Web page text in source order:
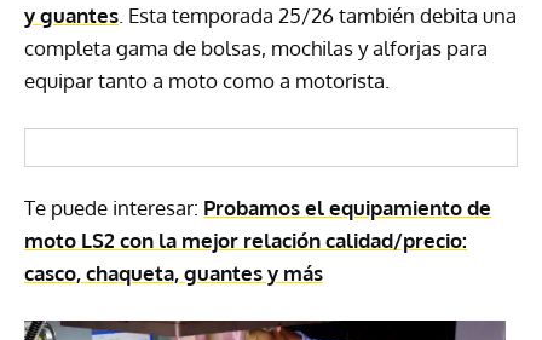
y guantes . Esta temporada 25/26 también debita una
completa gama de bolsas, mochilas y alforjas para
equipar tanto a moto como a motorista.
Te puede interesar: Probamos el equipamiento de
moto LS2 con la mejor relación calidad/precio:
casco, chaqueta, guantes y más